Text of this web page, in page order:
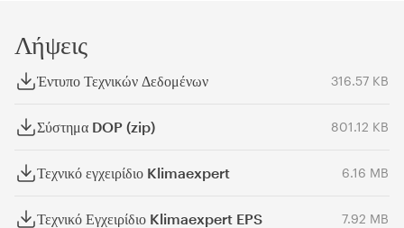
Λήψεις
Έντυπο Τεχνικών Δεδομένων 316.57 KB
Σύστημα DOP (zip) 801.12 KB
Τεχνικό εγχειρίδιο Klimaexpert 6.16 MB
Τεχνικό Εγχειρίδιο Klimaexpert EPS 7.92 MB